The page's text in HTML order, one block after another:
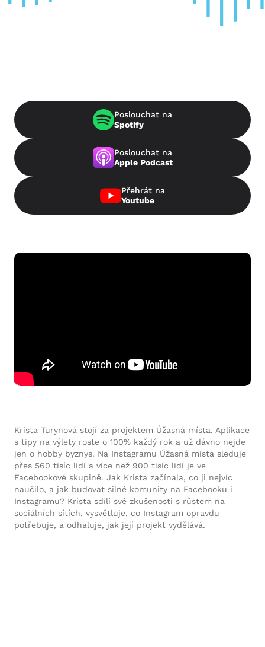
Poslouchat na
Spotify
Poslouchat na
Apple Podcast
Přehrát na
Youtube
Krista Turynová stojí za projektem Úžasná místa. Aplikace
s tipy na výlety roste o 100% každý rok a už dávno nejde
jen o hobby byznys. Na Instagramu Úžasná místa sleduje
přes 560 tisíc lidí a více než 900 tisíc lidí je ve
Facebookové skupině. Jak Krista začínala, co ji nejvíc
naučilo, a jak budovat silné komunity na Facebooku i
Instagramu? Krista sdílí své zkušenosti s růstem na
sociálních sítích, vysvětluje, co Instagram opravdu
potřebuje, a odhaluje, jak její projekt vydělává.